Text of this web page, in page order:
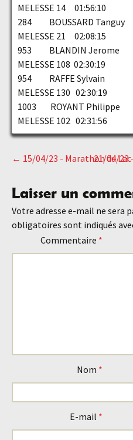
MELESSE 14 01:56:10
284 BOUSSARD
MELESSE 21 02:08:15
953 BLANDIN
MELESSE 108 02:30:19
954 RAFFE
MELESSE 130 02:30:19
1003 ROYANT
MELESSE 102 02:31:56
des
articles
← 15/04/23 - Marathon du Lac
21/04/23
Laisser un
Votre adresse e-mail ne sera
obligatoires sont indiqués
Commentaire *
Nom *
E-mail *